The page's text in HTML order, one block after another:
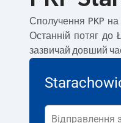
Сполучення PKP
Останній потяг
зазвичай довший